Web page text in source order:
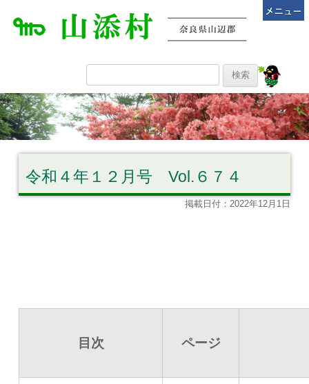
令和４年１２月号 Vol.６７４
掲載日付：2022年12月1日
目次 ページ